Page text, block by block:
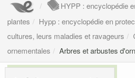
HYPP : encyclopédie
plantes
Hypp : encyclopédie en
cultures, leurs maladies et ravageurs
ornementales
Arbres et arbustes